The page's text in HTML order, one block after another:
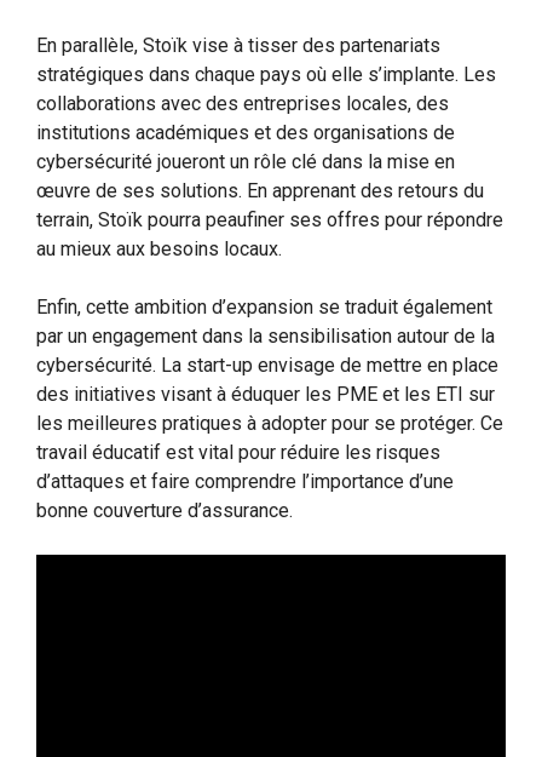
En parallèle, Stoïk vise à tisser des partenariats
stratégiques dans chaque pays où elle s’implante. Les
collaborations avec des entreprises locales, des
institutions académiques et des organisations de
cybersécurité joueront un rôle clé dans la mise en
œuvre de ses solutions. En apprenant des retours du
terrain, Stoïk pourra peaufiner ses offres pour répondre
au mieux aux besoins locaux.
Enfin, cette ambition d’expansion se traduit également
par un engagement dans la sensibilisation autour de la
cybersécurité. La start-up envisage de mettre en place
des initiatives visant à éduquer les PME et les ETI sur
les meilleures pratiques à adopter pour se protéger. Ce
travail éducatif est vital pour réduire les risques
d’attaques et faire comprendre l’importance d’une
bonne couverture d’assurance.